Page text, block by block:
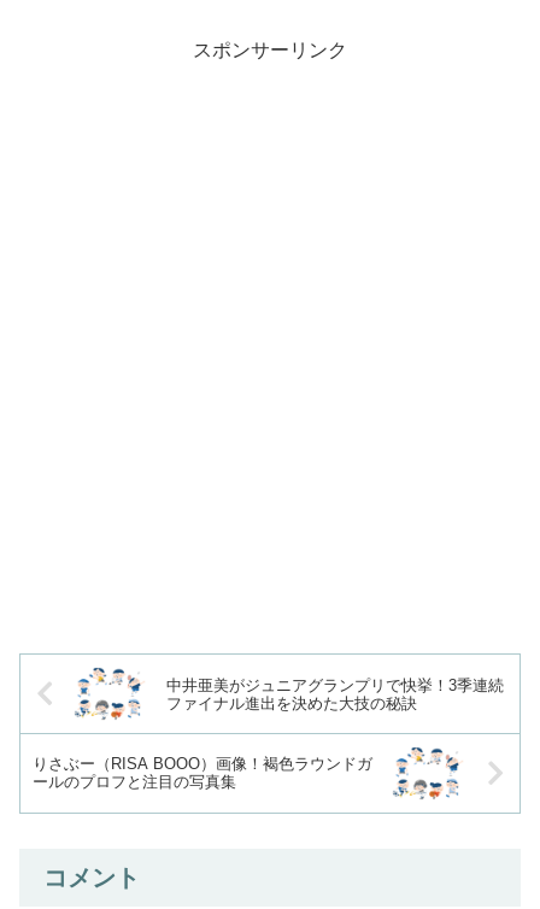
スポンサーリンク
中井亜美がジュニアグランプリで快挙！3季連続
ファイナル進出を決めた大技の秘訣
りさぶー（RISA BOOO）画像！褐色ラウンドガ
ールのプロフと注目の写真集
コメント